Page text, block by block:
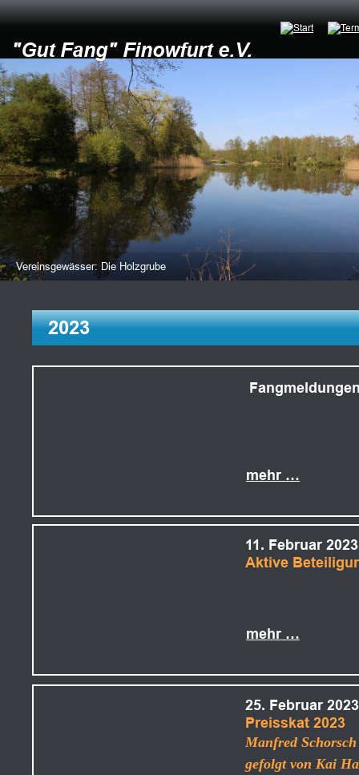
2023
"Gut Fang" Finowfurt e.V.
Vereinsgewässer: Die Holzgrube
mehr …
11. Februar 2023
Aktive
mehr …
25. Februar 2023
Preisskat 2023
Manfred
gefolgt von Kai